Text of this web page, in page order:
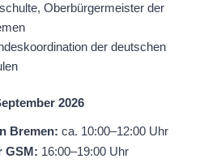
Oberbürgermeister der
der deutschen
2026
Bremen: ca. 10:00–12:00 Uhr
GSM: 16:00–19:00 Uhr